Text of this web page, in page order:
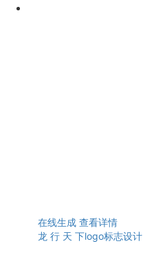
在线生成 查看详情
龙 行 天 下logo标志设计